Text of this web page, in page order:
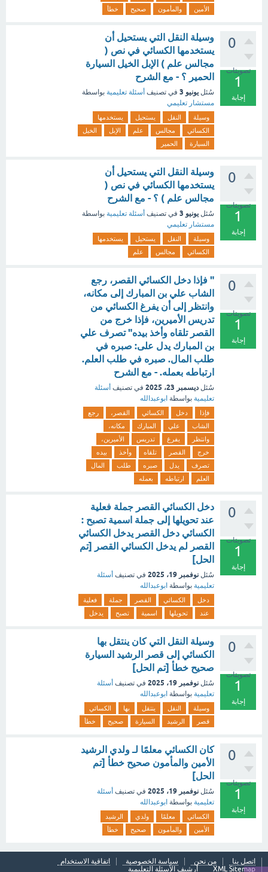
الأمين
والمأمون صحيح خطأ
0
تصويتات
1
إجابة
وسيلة النقل التي يستحيل أن
يستخدمها الكسائي في نص (
مجالس علم ) الإبل الخيل السيارة
الحمير ؟ - مع الشرح
سُئل يونيو 3 في تصنيف أسئلة تعليمية بواسطة
مستشار تعليمي
وسيلة النقل يستحيل
يستخدمها
الكسائي
مجالس علم الإبل
الخيل
السيارة
الحمير
0
تصويتات
1
إجابة
وسيلة النقل التي يستحيل أن
يستخدمها الكسائي في نص (
مجالس علم ) ؟ - مع الشرح
سُئل يونيو 3 في تصنيف أسئلة تعليمية بواسطة
مستشار تعليمي
وسيلة النقل يستحيل
يستخدمها
الكسائي
مجالس علم
0
تصويتات
1
إجابة
" فإذا دخل الكسائي القصر، رجع
الشاب علي بن المبارك إلى مكانه،
وانتظر إلى أن يفرغ الكسائي من
تدريس الأميرين، فإذا خرج من
القصر تلقاه وأخذ بيده" تصرف علي
بن المبارك يدل على: صبره في
طلب المال. صبره في طلب العلم.
ارتباطه بعمله. - مع الشرح
سُئل ديسمبر 23، 2025 في تصنيف أسئلة
تعليمية بواسطة ابوعبدالله
فإذا دخل الكسائي القصر،
رجع
الشاب
علي المبارك
مكانه،
وانتظر
يفرغ تدريس
الأميرين،
خرج
القصر تلقاه وأخذ
بيده
تصرف
يدل صبره طلب
المال
العلم
ارتباطه بعمله
0
تصويتات
1
إجابة
دخل الكسائي القصر جملة فعلية
عند تحويلها إلى جملة اسمية تصبح :
الكسائي دخل القصر يدخل الكسائي
القصر لم يدخل الكسائي القصر [تم
الحل]
سُئل نوفمبر 19، 2025 في تصنيف أسئلة
تعليمية بواسطة ابوعبدالله
دخل الكسائي القصر جملة
فعلية
عند
تحويلها اسمية تصبح يدخل
0
تصويتات
1
إجابة
وسيلة النقل التي كان ينتقل بها
الكسائي إلى قصر الرشيد السيارة
صحيح خطأ [تم الحل]
سُئل نوفمبر 19، 2025 في تصنيف أسئلة
تعليمية بواسطة ابوعبدالله
وسيلة النقل ينتقل بها
الكسائي
قصر
الرشيد السيارة صحيح خطأ
0
تصويتات
1
إجابة
كان الكسائي معلمًا لـ ولدي الرشيد
الأمين والمأمون صحيح خطأ [تم
الحل]
سُئل نوفمبر 19، 2025 في تصنيف أسئلة
تعليمية بواسطة ابوعبدالله
الكسائي معلمًا ولدي
الرشيد
الأمين
والمأمون صحيح خطأ
اتصل بنا من نحن سياسة الخصوصية
اتفاقية الاستخدام
XML Sitemap
أرشيف الأسئلة التعليمية